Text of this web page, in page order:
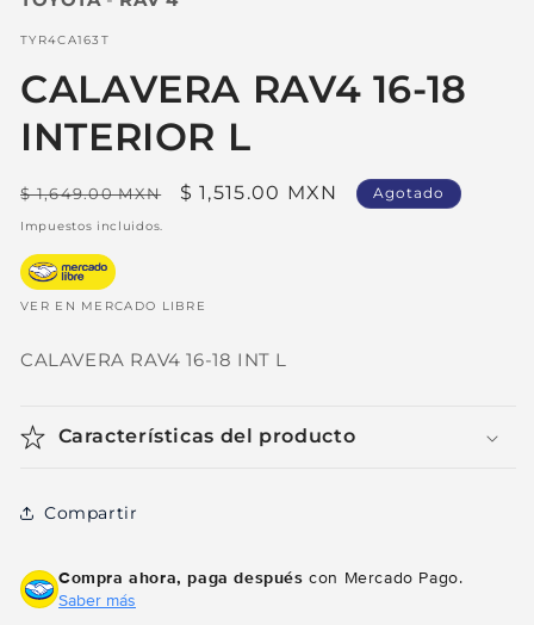
una
modal
SKU:
TYR4CA163T
CALAVERA RAV4 16-18
INTERIOR L
Precio
habitual
$ 1,649.00 MXN
Precio
$ 1,515.00 MXN Agotado
Impuestos incluidos.
VER EN MERCADO LIBRE
CALAVERA RAV4 16-18 INT L
Características del producto
Compartir
Compra ahora, paga después con Mercado Pago.
Saber más